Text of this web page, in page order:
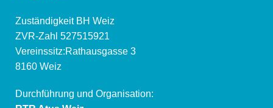
Zuständigkeit BH Weiz
ZVR-Zahl 527515921
Vereinssitz:Rathausgasse 3
8160 Weiz
Durchführung und Organisation: